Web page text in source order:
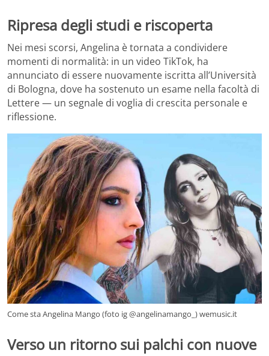
Ripresa degli studi e riscoperta
Nei mesi scorsi, Angelina è tornata a condividere
momenti di normalità: in un video TikTok, ha
annunciato di essere nuovamente iscritta all’Università
di Bologna, dove ha sostenuto un esame nella facoltà di
Lettere — un segnale di voglia di crescita personale e
riflessione.
Come sta Angelina Mango (foto ig @angelinamango_) wemusic.it
Verso un ritorno sui palchi con nuove